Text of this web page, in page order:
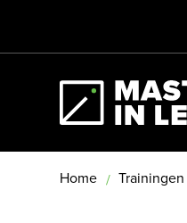
Home Trainingen